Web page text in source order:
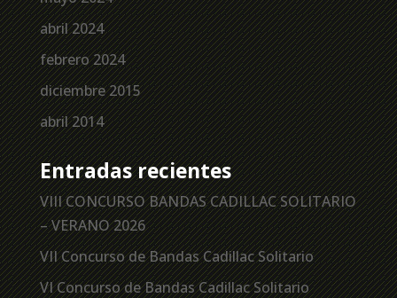
abril 2024
febrero 2024
diciembre 2015
abril 2014
Entradas recientes
VIII CONCURSO BANDAS CADILLAC SOLITARIO
– VERANO 2026
VII Concurso de Bandas Cadillac Solitario
VI Concurso de Bandas Cadillac Solitario